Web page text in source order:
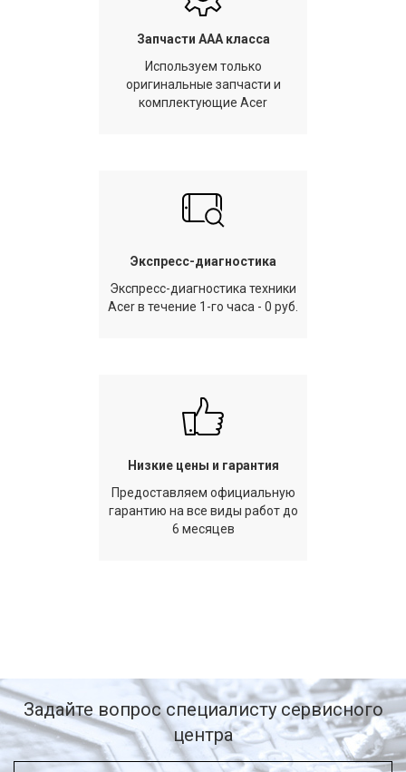
Запчасти AAA класса
Используем только
оригинальные запчасти и
комплектующие Acer
Экспресс-диагностика
Экспресс-диагностика техники
Acer в течение 1-го часа - 0 руб.
Низкие цены и гарантия
Предоставляем официальную
гарантию на все виды работ до
6 месяцев
Задайте вопрос специалисту сервисного
центра